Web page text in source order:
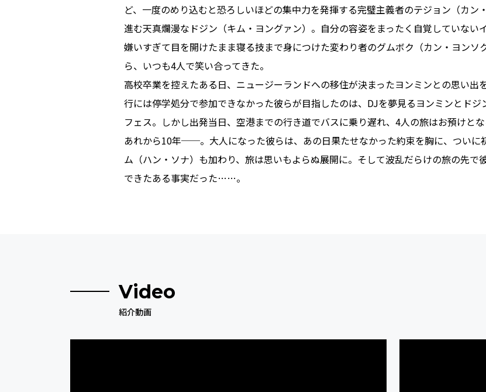
ど、一度のめり込むと恐ろしいほどの集中力を発揮する完璧主義者のテジョン（カン
進む天真爛漫なドジン（キム・ヨングァン）。自分の容姿をまったく自覚していない
嫌いすぎて目を開けたまま寝る技まで身につけた変わり者のグムボク（カン・ヨンソ
ら、いつも4人で笑い合ってきた。
高校卒業を控えたある日、ニュージーランドへの移住が決まったヨンミンとの思い出
行には停学処分で参加できなかった彼らが目指したのは、DJを夢見るヨンミンとド
フェス。しかし出発当日、空港までの行き道でバスに乗り遅れ、4人の旅はお預けとな
あれから10年──。大人になった彼らは、あの日果たせなかった約束を胸に、ついに
ム（ハン・ソナ）も加わり、旅は思いもよらぬ展開に。そして波乱だらけの旅の先で
できたある事実だった……。
Video
紹介動画